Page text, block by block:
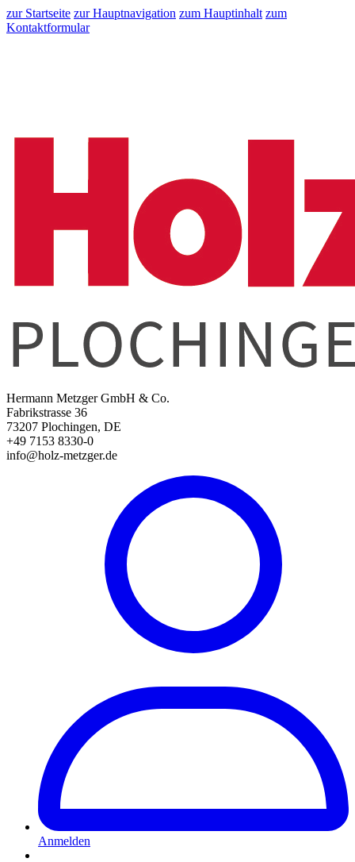
zur Startseite zur Hauptnavigation zum Hauptinhalt zum
Kontaktformular
Hermann Metzger GmbH & Co.
Fabrikstrasse 36
73207 Plochingen, DE
+49 7153 8330-0
info@holz-metzger.de
Anmelden